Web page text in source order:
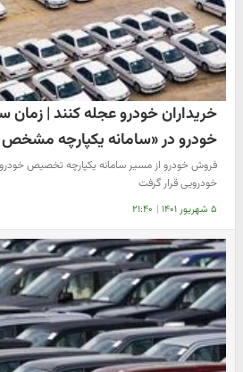
خریداران خودرو عجله کنند |
خودرو در «سامانه یکپارچه
فروش خودرو از مسیر سامانه یکپارچه تخصیص خودرو
خودرویی قرار گرفت
۵ شهریور ۱۴۰۱ | ۲۱:۴۰